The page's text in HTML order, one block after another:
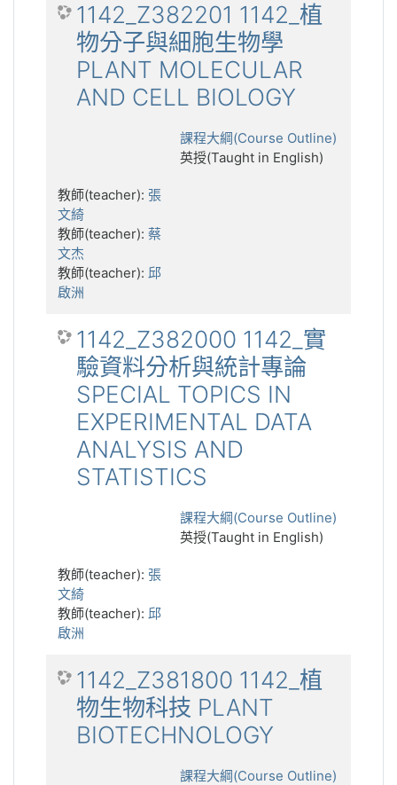
1142_Z382201 1142_植
物分子與細胞生物學
PLANT MOLECULAR
AND CELL BIOLOGY
課程大綱(Course Outline)
英授(Taught in English)
教師(teacher): 張
文綺
教師(teacher): 蔡
文杰
教師(teacher): 邱
啟洲
1142_Z382000 1142_實
驗資料分析與統計專論
SPECIAL TOPICS IN
EXPERIMENTAL DATA
ANALYSIS AND
STATISTICS
課程大綱(Course Outline)
英授(Taught in English)
教師(teacher): 張
文綺
教師(teacher): 邱
啟洲
1142_Z381800 1142_植
物生物科技 PLANT
BIOTECHNOLOGY
課程大綱(Course Outline)